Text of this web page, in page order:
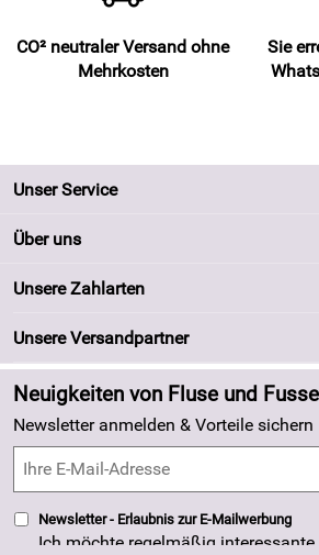
CO² neutraler Versand ohne
Mehrkosten
Sie
Unser Service
Kontakt
Kundeninformationen
Newsletter
Zahlung und Versand
Kundenlogin
Über uns
Unsere Bestseller
Neu
Angebote
Made in Germany
4,8/5
Unsere Zahlarten
Unsere Versandpartner
Neuigkeiten von Fluse und Fussel
Newsletter anmelden & Vorteile sichern
Newsletter - Erlaubnis zur E-Mailwerbung
Ich möchte regelmäßig interessante